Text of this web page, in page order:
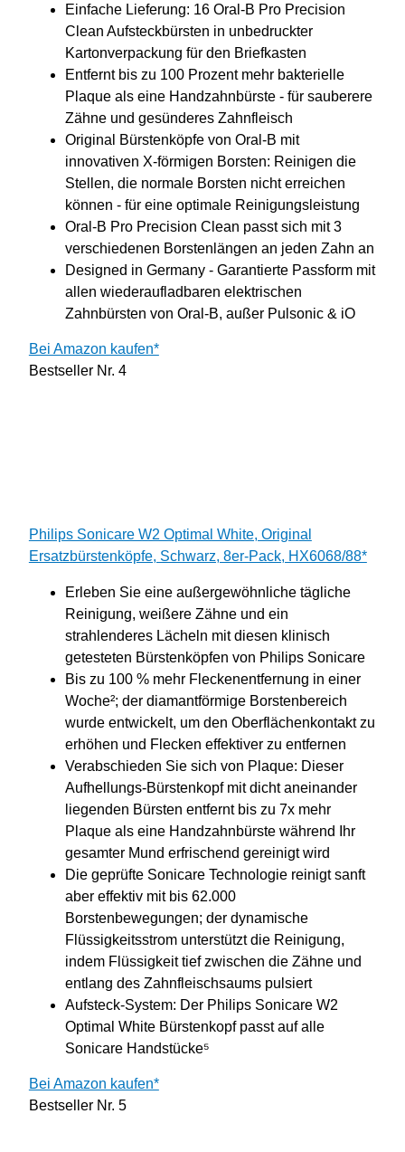
Einfache Lieferung: 16 Oral-B Pro Precision
Clean Aufsteckbürsten in unbedruckter
Kartonverpackung für den Briefkasten
Entfernt bis zu 100 Prozent mehr bakterielle
Plaque als eine Handzahnbürste - für sauberere
Zähne und gesünderes Zahnfleisch
Original Bürstenköpfe von Oral-B mit
innovativen X-förmigen Borsten: Reinigen die
Stellen, die normale Borsten nicht erreichen
können - für eine optimale Reinigungsleistung
Oral-B Pro Precision Clean passt sich mit 3
verschiedenen Borstenlängen an jeden Zahn an
Designed in Germany - Garantierte Passform mit
allen wiederaufladbaren elektrischen
Zahnbürsten von Oral-B, außer Pulsonic & iO
Bei Amazon kaufen*
Bestseller Nr. 4
Philips Sonicare W2 Optimal White, Original
Ersatzbürstenköpfe, Schwarz, 8er-Pack, HX6068/88*
Erleben Sie eine außergewöhnliche tägliche
Reinigung, weißere Zähne und ein
strahlenderes Lächeln mit diesen klinisch
getesteten Bürstenköpfen von Philips Sonicare
Bis zu 100 % mehr Fleckenentfernung in einer
Woche²; der diamantförmige Borstenbereich
wurde entwickelt, um den Oberflächenkontakt zu
erhöhen und Flecken effektiver zu entfernen
Verabschieden Sie sich von Plaque: Dieser
Aufhellungs-Bürstenkopf mit dicht aneinander
liegenden Bürsten entfernt bis zu 7x mehr
Plaque als eine Handzahnbürste während Ihr
gesamter Mund erfrischend gereinigt wird
Die geprüfte Sonicare Technologie reinigt sanft
aber effektiv mit bis 62.000
Borstenbewegungen; der dynamische
Flüssigkeitsstrom unterstützt die Reinigung,
indem Flüssigkeit tief zwischen die Zähne und
entlang des Zahnfleischsaums pulsiert
Aufsteck-System: Der Philips Sonicare W2
Optimal White Bürstenkopf passt auf alle
Sonicare Handstücke⁵
Bei Amazon kaufen*
Bestseller Nr. 5